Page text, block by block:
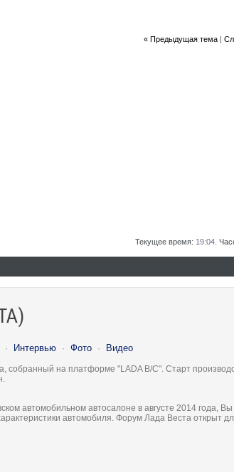
« Предыдущая тема|
Текущее время: 19:04 .
· Интервью · Фото · Видео
собранный на платформе "LADA B/C". Старт
автомобильном автосалоне в августе 2014 года,
автомобиля. Форум Лада Веста